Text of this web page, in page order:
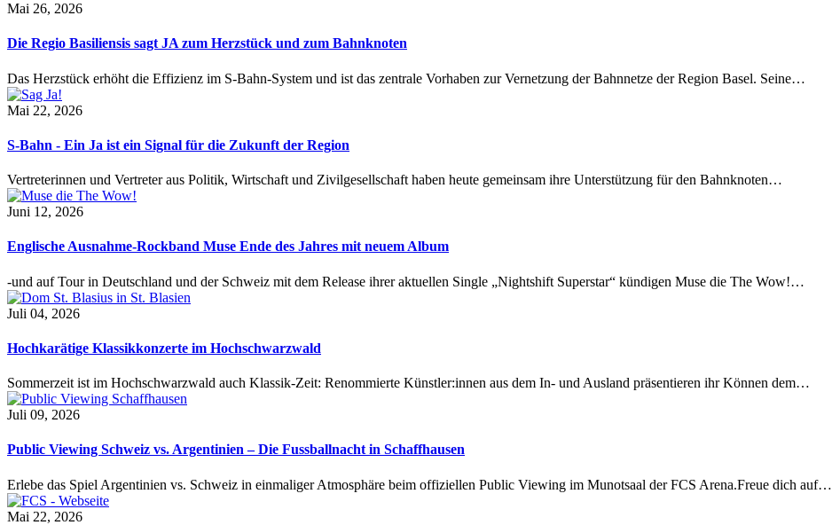
Mai 26, 2026
Die Regio Basiliensis sagt JA zum Herzstück und zum Bahnknoten
Das Herzstück erhöht die Effizienz im S-Bahn-System und ist das zentrale Vorhaben zur Vernetzung der Bahnnetze der Region Basel. Seine…
Mai 22, 2026
S-Bahn - Ein Ja ist ein Signal für die Zukunft der Region
Vertreterinnen und Vertreter aus Politik, Wirtschaft und Zivilgesellschaft haben heute gemeinsam ihre Unterstützung für den Bahnknoten…
Juni 12, 2026
Englische Ausnahme-Rockband Muse Ende des Jahres mit neuem Album
-und auf Tour in Deutschland und der Schweiz mit dem Release ihrer aktuellen Single „Nightshift Superstar“ kündigen Muse die The Wow!…
Juli 04, 2026
Hochkarätige Klassikkonzerte im Hochschwarzwald
Sommerzeit ist im Hochschwarzwald auch Klassik-Zeit: Renommierte Künstler:innen aus dem In- und Ausland präsentieren ihr Können dem…
Juli 09, 2026
Public Viewing Schweiz vs. Argentinien – Die Fussballnacht in Schaffhausen
Erlebe das Spiel Argentinien vs. Schweiz in einmaliger Atmosphäre beim offiziellen Public Viewing im Munotsaal der FCS Arena.Freue dich auf…
Mai 22, 2026